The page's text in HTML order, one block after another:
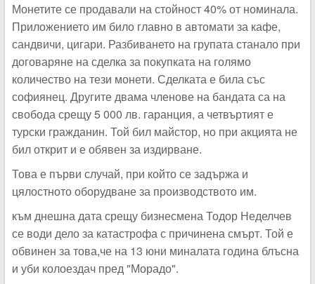
Монетите се продавали на стойност 40% от номинала.
Приложението им било главно в автомати за кафе,
сандвичи, цигари. Разбиването на групата станало при
договаряне на сделка за покупката на голямо
количество на тези монети. Сделката е била със
софиянец. Другите двама членове на бандата са на
свобода срещу 5 000 лв. гаранция, а четвъртият е
турски гражданин. Той бил майстор, но при акцията не
бил открит и е обявен за издирване.
Това е първи случай, при който се задържа и
цялостното оборудване за производството им.
към днешна дата срещу бизнесмена Тодор Неделчев
се води дело за катастрофа с причинена смърт. Той е
обвинен за това,че на 13 юни миналата година блъсна
и уби колоездач пред "Морадо".